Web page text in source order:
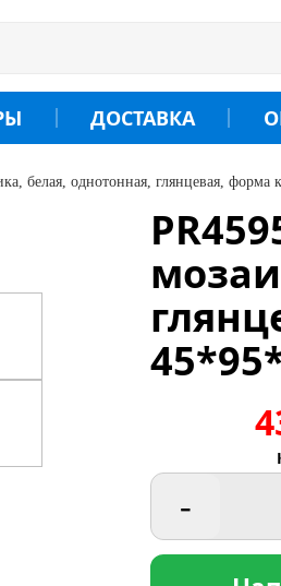
ДОСТАВКА
белая, однотонная, глянцевая,
-